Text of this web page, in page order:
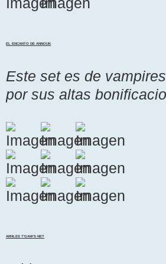
EL ENCANTO DE ANNOUK
Este set es de
por sus altas
ARHLES T'GAW'S NET